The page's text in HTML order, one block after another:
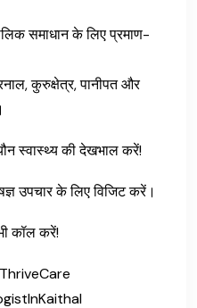
समाधान के लिए प्रमाण-
कुरुक्षेत्र, पानीपत और
स्वास्थ्य की देखभाल करें!
उपचार के लिए विजिट करें।
कॉल करें!